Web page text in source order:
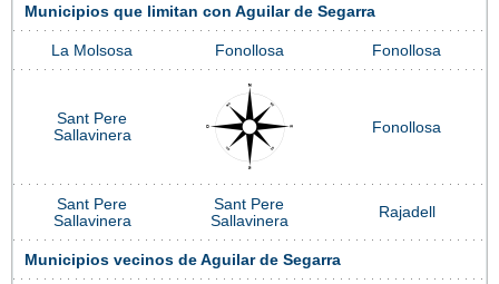
Municipios que limitan con Aguilar de Segarra
La Molsosa Fonollosa Fonollosa
Sant Pere
Sallavinera
Fonollosa
Sant Pere
Sallavinera
Sant Pere
Sallavinera
Rajadell
Municipios vecinos de Aguilar de Segarra